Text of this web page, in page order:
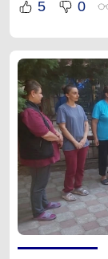
5 0